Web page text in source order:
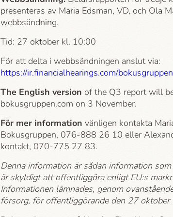
presenteras av Maria Edsman, VD, och Ola
webbsändning.
Tid: 27 oktober kl. 10:00
För att delta i webbsändningen anslut via:
https://ir.financialhearings.com/
The English version of the Q3 report will
bokusgruppen.com on 3 November.
För mer information vänligen kontakta
Bokusgruppen, 076-888 26 10 eller
kontakt, 070-775 27 83.
Denna information är sådan information
är skyldigt att offentliggöra enligt EU:s
Informationen lämnades, genom
försorg, för offentliggörande den 27